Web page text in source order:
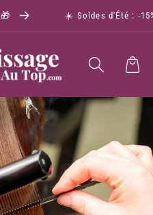
☀️ Soldes d'Été : -15%
Panier